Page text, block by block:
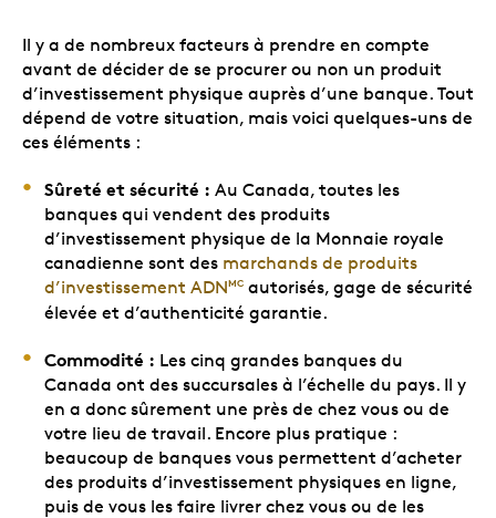
Il y a de nombreux facteurs à prendre en compte
avant de décider de se procurer ou non un produit
d’investissement physique auprès d’une banque. Tout
dépend de votre situation, mais voici quelques-uns de
ces éléments :
Sûreté et sécurité : Au Canada, toutes les
banques qui vendent des produits
d’investissement physique de la Monnaie royale
canadienne sont des marchands de produits
d’investissement ADNMC autorisés, gage de sécurité
élevée et d’authenticité garantie.
Commodité : Les cinq grandes banques du
Canada ont des succursales à l’échelle du pays. Il y
en a donc sûrement une près de chez vous ou de
votre lieu de travail. Encore plus pratique :
beaucoup de banques vous permettent d’acheter
des produits d’investissement physiques en ligne,
puis de vous les faire livrer chez vous ou de les